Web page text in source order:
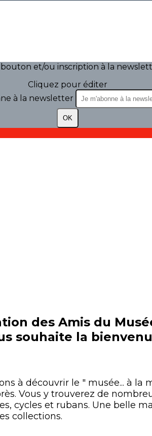
bouton et/ou inscription à la
Cliquez pour éditer
à la newsletter
OK
des Amis du
souhaite la
à découvrir le " musée... à la
Vous y trouverez de
cycles et rubans. Une belle
collections.